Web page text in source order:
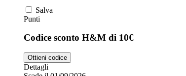
Salva
Punti
Codice sconto H&M di 10€
Ottieni codice
Dettagli